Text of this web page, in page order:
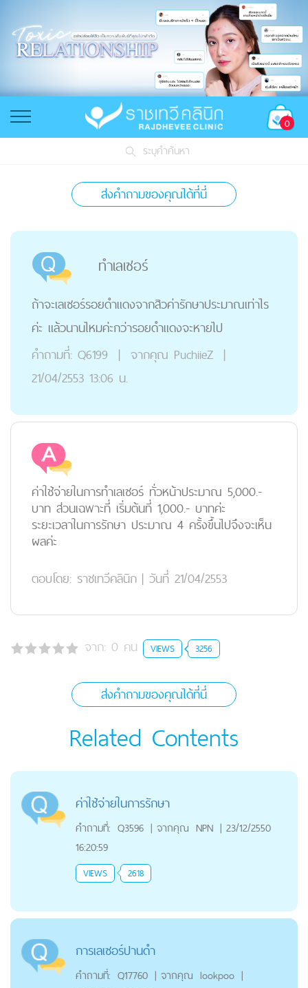
0
ระบุคำค้นหา
ส่งคำถามของคุณได้ที่นี่
ทำเลเซอร์
ถ้าจะเลเซอร์รอยดำแดงจากสิวค่ารักษาประมาณเท่าไร
ค่ะ แล้วนานไหมค่ะกว่ารอยดำแดงจะหายไป
คำถามที่: Q6199 | จากคุณ PuchiieZ |
21/04/2553 13:06 น.
ค่าใช้จ่ายในการทำเลเซอร์ ทั่วหน้าประมาณ 5,000.-
บาท ส่วนเฉพาะที่ เริ่มต้นที่ 1,000.- บาทค่ะ
ระยะเวลาในการรักษา ประมาณ 4 ครั้งขึ้นไปจึงจะเห็น
ผลค่ะ
ตอบโดย: ราชเทวีคลินิก | วันที่ 21/04/2553
จาก: 0 คน VIEWS 3256
ส่งคำถามของคุณได้ที่นี่
Related Contents
ค่าใช้จ่ายในการรักษา
คำถามที่: Q3596 | จากคุณ NPN | 23/12/2550
16:20:59
VIEWS 2618
การเลเซอร์ปานดำ
คำถามที่: Q17760 | จากคุณ lookpoo |